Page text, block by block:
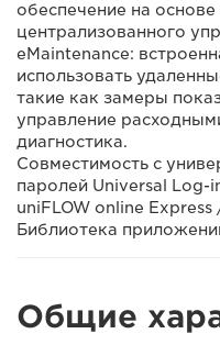
обеспечение на
централизованного
eMaintenance:
использовать
такие как замеры
управление
диагностика.
Совместимость с
паролей Universal Log-
uniFLOW online Express
Библиотека
Общие